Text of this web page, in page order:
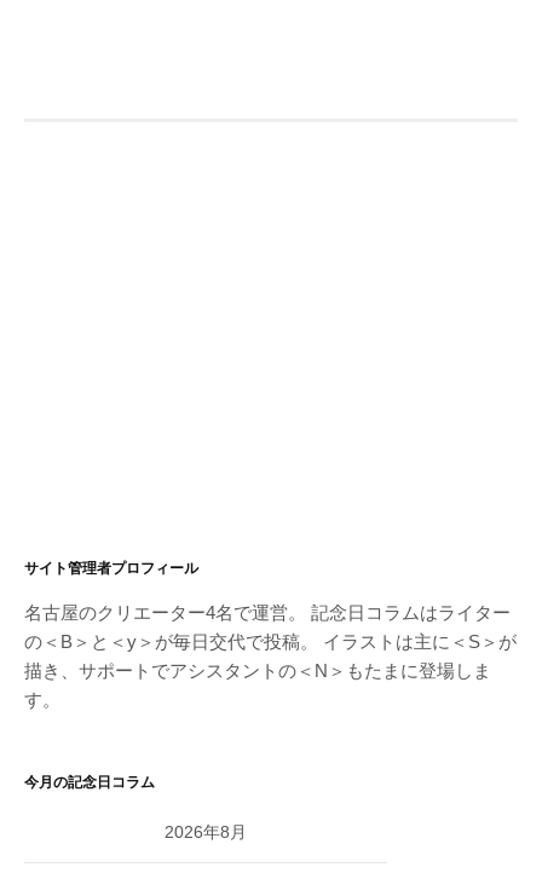
サイト管理者プロフィール
名古屋のクリエーター4名で運営。 記念日コラムはライター
の＜B＞と＜y＞が毎日交代で投稿。 イラストは主に＜S＞が
描き、サポートでアシスタントの＜N＞もたまに登場しま
す。
今月の記念日コラム
2026年8月